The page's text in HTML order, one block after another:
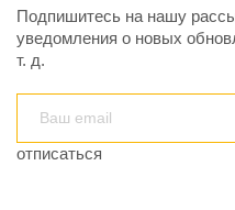
Подпишитесь на нашу
уведомления о новых
т. д.
отписаться